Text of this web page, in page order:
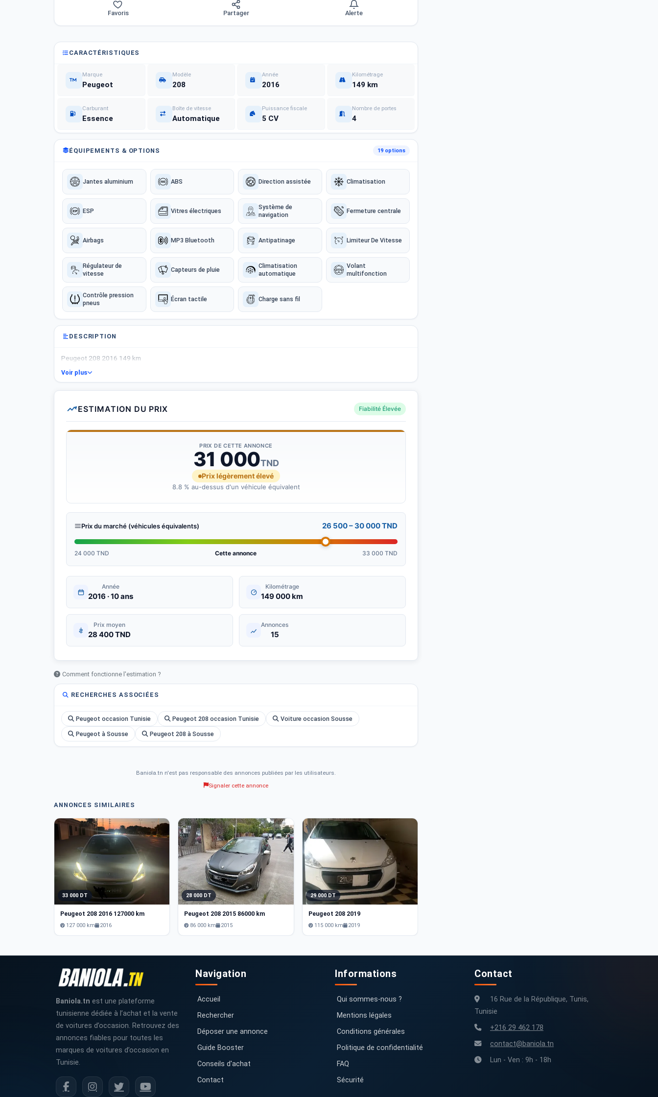
Favoris Partager Alerte
CARACTÉRISTIQUES
Marque
Peugeot
Modèle
208
Année
2016
Kilométrage
149 km
Carburant
Essence
Boîte de vitesse
Automatique
Puissance fiscale
5 CV
Nombre de portes
4
ÉQUIPEMENTS & OPTIONS 19 options
Jantes aluminium ABS Direction assistée Climatisation
ESP Vitres électriques
Système de
navigation
Fermeture centrale
Airbags MP3 Bluetooth Antipatinage Limiteur De Vitesse
Régulateur de
vitesse
Capteurs de pluie
Climatisation
automatique
Volant
multifonction
Contrôle pression
pneus
Écran tactile Charge sans fil
DESCRIPTION
Peugeot 208 2016 149 km
Voir plus
ESTIMATION DU PRIX Fiabilité Élevée
PRIX DE CETTE ANNONCE
31 000TND
Prix légèrement élevé
8.8 % au-dessus d'un véhicule équivalent
Prix du marché (véhicules équivalents) 26 500 – 30 000 TND
24 000 TND Cette annonce 33 000 TND
Année
2016 · 10 ans
Kilométrage
149 000 km
Prix moyen
28 400 TND
Annonces
15
Comment fonctionne l'estimation ?
RECHERCHES ASSOCIÉES
Peugeot occasion Tunisie Peugeot 208 occasion Tunisie Voiture occasion Sousse
Peugeot à Sousse Peugeot 208 à Sousse
Baniola.tn n'est pas responsable des annonces publiées par les utilisateurs.
Signaler cette annonce
ANNONCES SIMILAIRES
33 000 DT
Peugeot 208 2016 127000 km
127 000 km 2016
28 000 DT
Peugeot 208 2015 86000 km
86 000 km 2015
29 000 DT
Peugeot 208 2019
115 000 km 2019
Baniola.tn est une plateforme
tunisienne dédiée à l’achat et la vente
de voitures d’occasion. Retrouvez des
annonces fiables pour toutes les
marques de voitures d’occasion en
Tunisie.
Navigation
Accueil
Rechercher
Déposer une annonce
Guide Booster
Conseils d'achat
Contact
Informations
Qui sommes-nous ?
Mentions légales
Conditions générales
Politique de confidentialité
FAQ
Sécurité
Contact
16 Rue de la République, Tunis,
Tunisie
+216 29 462 178
contact@baniola.tn
Lun - Ven : 9h - 18h